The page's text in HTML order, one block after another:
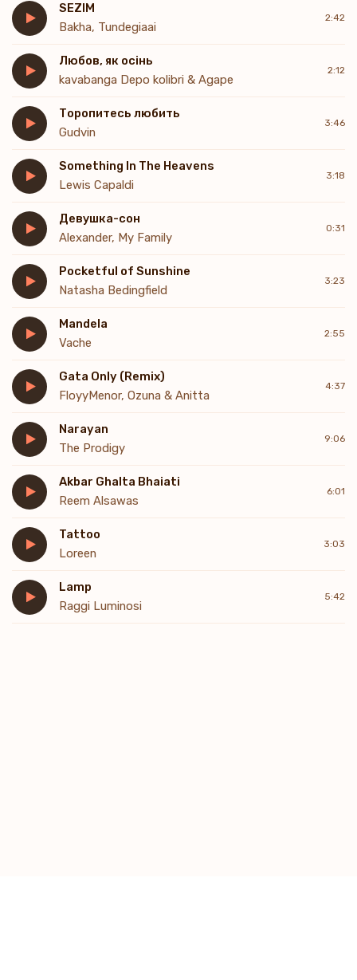
SEZIM
Bakha, Tundegiaai
2:42
Любов, як осінь
kavabanga Depo kolibri & Agape
2:12
Торопитесь любить
Gudvin
3:46
Something In The Heavens
Lewis Capaldi
3:18
Девушка-сон
Alexander, My Family
0:31
Pocketful of Sunshine
Natasha Bedingfield
3:23
Mandela
Vache
2:55
Gata Only (Remix)
FloyyMenor, Ozuna & Anitta
4:37
Narayan
The Prodigy
9:06
Akbar Ghalta Bhaiati
Reem Alsawas
6:01
Tattoo
Loreen
3:03
Lamp
Raggi Luminosi
5:42